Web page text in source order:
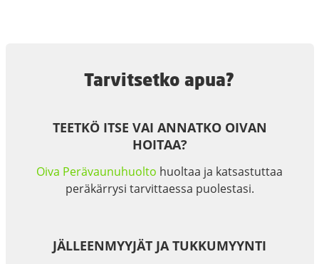
Tarvitsetko apua?
TEETKÖ ITSE VAI ANNATKO OIVAN
HOITAA?
Oiva Perävaunuhuolto huoltaa ja katsastuttaa
peräkärrysi tarvittaessa puolestasi.
JÄLLEENMYYJÄT JA TUKKUMYYNTI